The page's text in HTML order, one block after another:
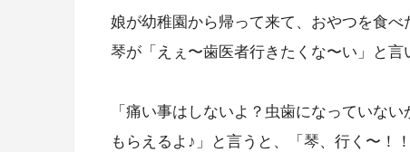
娘が幼稚園から帰って来て、おやつを食べ
琴が「えぇ〜歯医者行きたくな〜い」と言
「痛い事はしないよ？虫歯になっていな
もらえるよ♪」と言うと、「琴、行く〜！